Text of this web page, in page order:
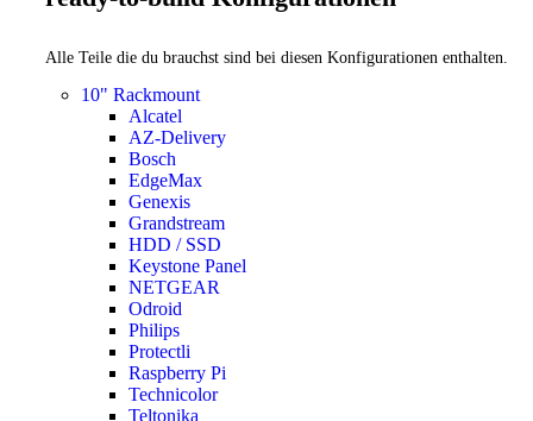
Alle Teile die du brauchst sind bei diesen Konfigurationen enthalten.
10" Rackmount
Alcatel
AZ-Delivery
Bosch
EdgeMax
Genexis
Grandstream
HDD / SSD
Keystone Panel
NETGEAR
Odroid
Philips
Protectli
Raspberry Pi
Technicolor
Teltonika